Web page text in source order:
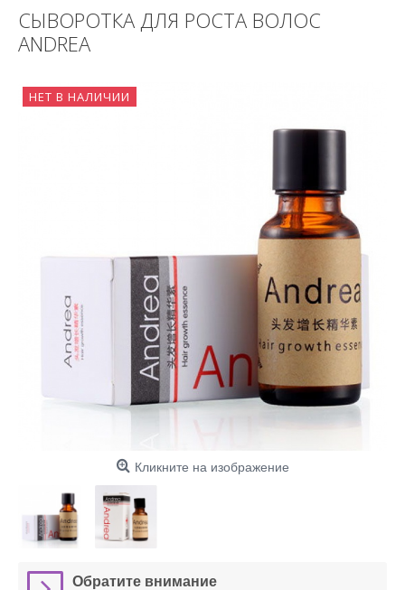
СЫВОРОТКА ДЛЯ РОСТА ВОЛОС
ANDREA
НЕТ В НАЛИЧИИ
Кликните на изображение
Обратите внимание